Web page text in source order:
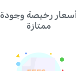
رخيصة وجودة
ممتازة